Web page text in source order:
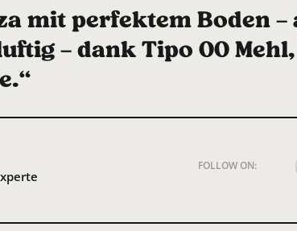
mit perfektem Boden –
– dank Tipo 00
FOLLOW ON: